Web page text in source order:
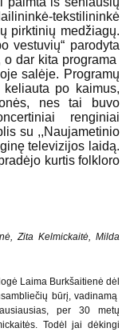
tekstilininkė
pirktinių medžiagų.
vestuvių“ parodyta
dar kita programa
salėje. Programų
po kaimus,
nes tai buvo
renginiai
su ,,Naujametinio
televizijos laidą.
kurtis folkloro
Zita Kelmickaitė, Milda
Laima Burkšaitienė dėl
būrį, vadinamą
per 30 metų
Todėl jai dėkingi